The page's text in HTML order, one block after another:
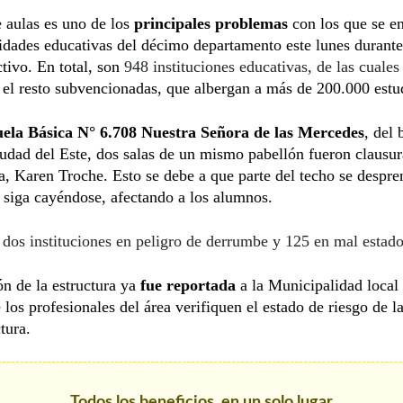
es uno de los principales problemas con los que se
educativas del décimo departamento este lunes
En total, son 948 instituciones educativas, de las
resto subvencionadas, que albergan a más de 200.000
Básica N° 6.708 Nuestra Señora de las Mercedes, del
del Este, dos salas de un mismo pabellón fueron
Karen Troche. Esto se debe a que parte del techo se
cayéndose, afectando a los alumnos.
instituciones en peligro de derrumbe y 125 en mal estado
de la estructura ya fue reportada a la Municipalidad local
los profesionales del área verifiquen el estado de riesgo de la